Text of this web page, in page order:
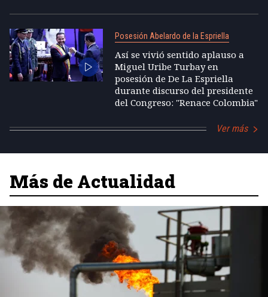
Posesión Abelardo de la Espriella
Así se vivió sentido aplauso a
Miguel Uribe Turbay en
posesión de De La Espriella
durante discurso del presidente
del Congreso: "Renace Colombia"
Ver más
Más de Actualidad